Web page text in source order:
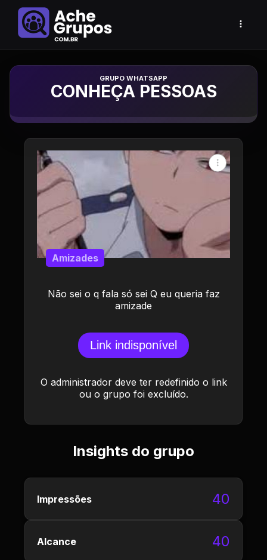
Grupo de Whatsapp
CONHEÇA PESSOAS
Não sei o q fala só sei Q eu queria faz
amizade
Amizades
Link indisponível
O administrador deve ter redefinido o link
ou o grupo foi excluído.
Insights do grupo
Impressões 40
Alcance 40